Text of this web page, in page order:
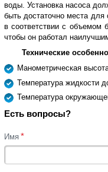
воды. Установка насоса
быть достаточно места
в соответствии с объемом
чтобы он работал
Технические
Манометрическая
Температура жидкости
Температура
Есть вопросы?
Имя *